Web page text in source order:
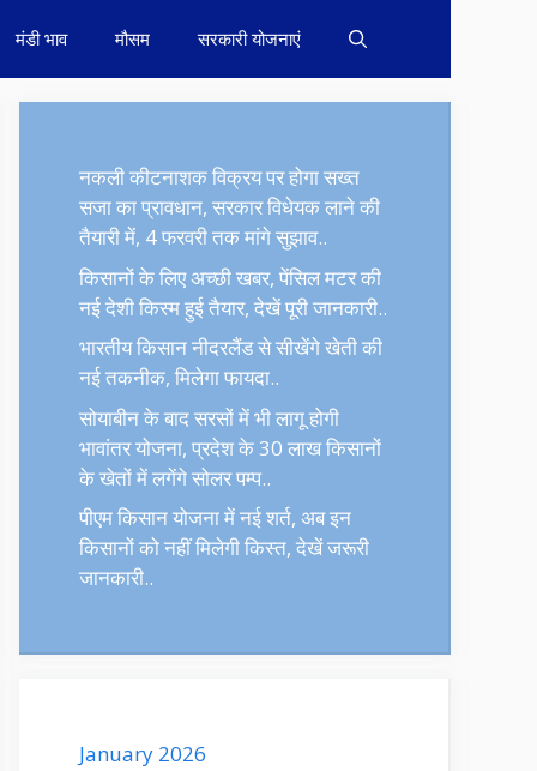
मंडी भाव मौसम सरकारी योजनाएं
नकली कीटनाशक विक्रय पर होगा सख्त
सजा का प्रावधान, सरकार विधेयक लाने की
तैयारी में, 4 फरवरी तक मांगे सुझाव..
किसानों के लिए अच्छी खबर, पेंसिल मटर की
नई देशी किस्म हुई तैयार, देखें पूरी जानकारी..
भारतीय किसान नीदरलैंड से सीखेंगे खेती की
नई तकनीक, मिलेगा फायदा..
सोयाबीन के बाद सरसों में भी लागू होगी
भावांतर योजना, प्रदेश के 30 लाख किसानों
के खेतों में लगेंगे सोलर पम्प..
पीएम किसान योजना में नई शर्त, अब इन
किसानों को नहीं मिलेगी किस्त, देखें जरूरी
जानकारी..
January 2026